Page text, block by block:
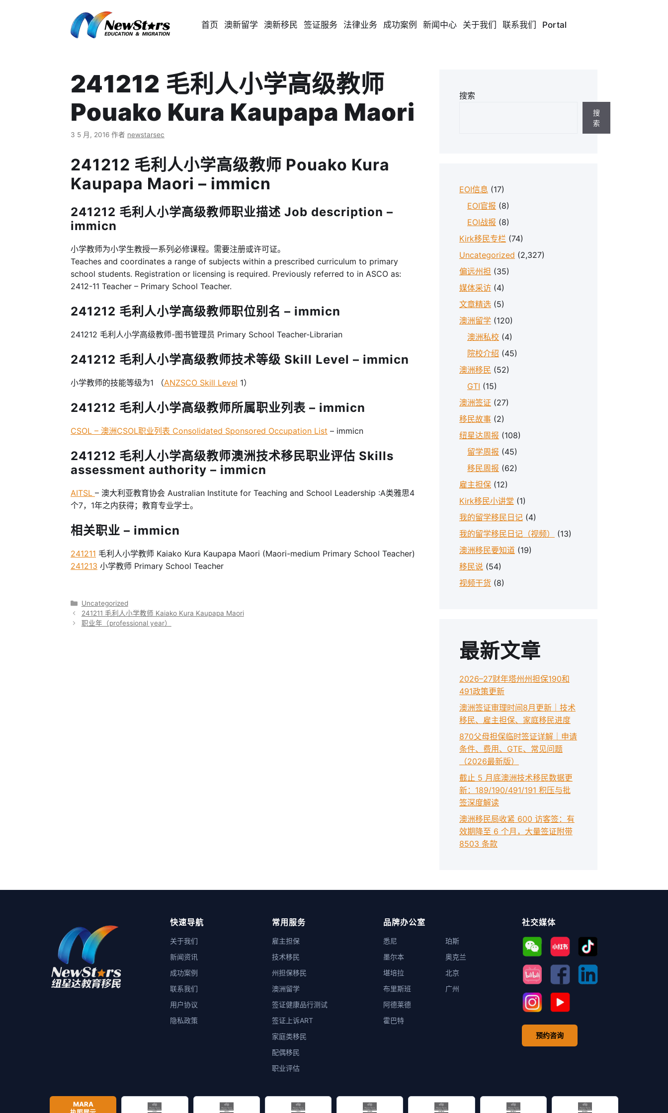
首页 澳新留学 澳新移民 签证服务 法律业务 成功案例 新闻中心 关于我们 联系我们 Portal
241212 毛利人小学高级教师
Pouako Kura Kaupapa Maori
3 5 月, 2016 作者 newstarsec
241212 毛利人小学高级教师 Pouako Kura
Kaupapa Maori – immicn
241212 毛利人小学高级教师职业描述 Job description –
immicn
小学教师为小学生教授一系列必修课程。需要注册或许可证。
Teaches and coordinates a range of subjects within a prescribed curriculum to primary
school students. Registration or licensing is required. Previously referred to in ASCO as:
2412-11 Teacher – Primary School Teacher.
241212 毛利人小学高级教师职位别名 – immicn
241212 毛利人小学高级教师-图书管理员 Primary School Teacher-Librarian
241212 毛利人小学高级教师技术等级 Skill Level – immicn
小学教师的技能等级为1 （ANZSCO Skill Level 1）
241212 毛利人小学高级教师所属职业列表 – immicn
CSOL – 澳洲CSOL职业列表 Consolidated Sponsored Occupation List – immicn
241212 毛利人小学高级教师澳洲技术移民职业评估 Skills
assessment authority – immicn
AITSL – 澳大利亚教育协会 Australian Institute for Teaching and School Leadership :A类雅思4
个7，1年之内获得；教育专业学士。
相关职业 – immicn
241211 毛利人小学教师 Kaiako Kura Kaupapa Maori (Maori-medium Primary School Teacher)
241213 小学教师 Primary School Teacher
分
类
Uncategorized
241211 毛利人小学教师 Kaiako Kura Kaupapa Maori
职业年（professional year）
搜索
搜
索
EOI信息 (17)
EOI官报 (8)
EOI战报 (8)
Kirk移民专栏 (74)
Uncategorized (2,327)
偏远州担 (35)
媒体采访 (4)
文章精选 (5)
澳洲留学 (120)
澳洲私校 (4)
院校介绍 (45)
澳洲移民 (52)
GTI (15)
澳洲签证 (27)
移民故事 (2)
纽星达周报 (108)
留学周报 (45)
移民周报 (62)
雇主担保 (12)
Kirk移民小讲堂 (1)
我的留学移民日记 (4)
我的留学移民日记（视频）
(13)
澳洲移民要知道 (19)
移民说 (54)
视频干货 (8)
最新文章
2026–27财年塔州州担保190和
491政策更新
澳洲签证审理时间8月更新｜技术
移民、雇主担保、家庭移民进度
870父母担保临时签证详解｜申请
条件、费用、GTE、常见问题
（2026最新版）
截止 5 月底澳洲技术移民数据更
新：189/190/491/191 积压与批
签深度解读
澳洲移民局收紧 600 访客签：有
效期降至 6 个月，大量签证附带
8503 条款
快速导航
关于我们
新闻资讯
成功案例
联系我们
用户协议
隐私政策
常用服务
雇主担保
技术移民
州担保移民
澳洲留学
签证健康品行测试
签证上诉ART
家庭类移民
配偶移民
职业评估
品牌办公室
悉尼
墨尔本
堪培拉
布里斯班
阿德莱德
霍巴特
珀斯
奥克兰
北京
广州
社交媒体
预约咨询
MARA